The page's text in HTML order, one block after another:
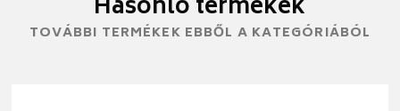
Hasonló termékek
TOVÁBBI TERMÉKEK EBBŐL A KATEGÓRIÁBÓL